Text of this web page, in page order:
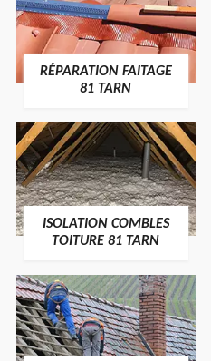
RÉPARATION FAITAGE
81 TARN
ISOLATION COMBLES
TOITURE 81 TARN